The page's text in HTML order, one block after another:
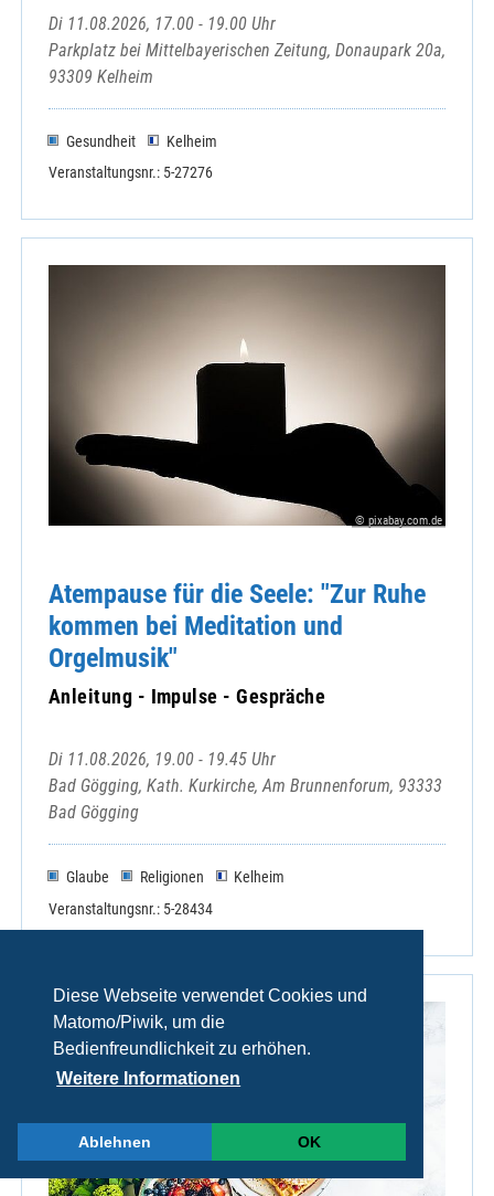
Diese Webseite verwendet Cookies und
Matomo/Piwik, um die
Bedienfreundlichkeit zu erhöhen.
Weitere Informationen
Ablehnen OK
Di 11.08.2026, 17.00 - 19.00 Uhr
Parkplatz bei Mittelbayerischen Zeitung, Donaupark 20a,
93309 Kelheim
Gesundheit
Kelheim
Veranstaltungsnr.: 5-27276
© pixabay.com.de
Atempause für die Seele: "Zur Ruhe
kommen bei Meditation und
Orgelmusik"
Anleitung - Impulse - Gespräche
Di 11.08.2026, 19.00 - 19.45 Uhr
Bad Gögging, Kath. Kurkirche, Am Brunnenforum, 93333
Bad Gögging
Glaube Religionen
Kelheim
Veranstaltungsnr.: 5-28434